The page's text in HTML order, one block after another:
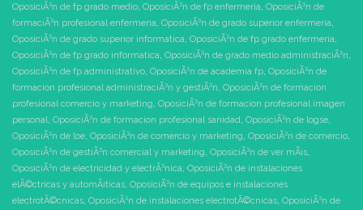
OposiciÃ³n de fp grado medio, OposiciÃ³n de fp enfermeria, OposiciÃ³n de
formaciÃ³n profesional enfermeria, OposiciÃ³n de grado superior enfermeria,
OposiciÃ³n de grado superior informatica, OposiciÃ³n de fp grado enfermeria,
OposiciÃ³n de fp grado informatica, OposiciÃ³n de grado medio administraciÃ³n,
OposiciÃ³n de fp administrativo, OposiciÃ³n de academia fp, OposiciÃ³n de
formacion profesional administraciÃ³n y gestiÃ³n, OposiciÃ³n de formacion
profesional comercio y marketing, OposiciÃ³n de formacion profesional imagen
personal, OposiciÃ³n de formacion profesional sanidad, OposiciÃ³n de logse,
OposiciÃ³n de loe, OposiciÃ³n de comercio y marketing, OposiciÃ³n de comercio,
OposiciÃ³n de gestiÃ³n comercial y marketing, OposiciÃ³n de ver mÃ¡s,
OposiciÃ³n de electricidad y electrÃ³nica, OposiciÃ³n de instalaciones
elÃ©ctricas y automÃ¡ticas, OposiciÃ³n de equipos e instalaciones
electrotÃ©cnicas, OposiciÃ³n de instalaciones electrotÃ©cnicas, OposiciÃ³n de